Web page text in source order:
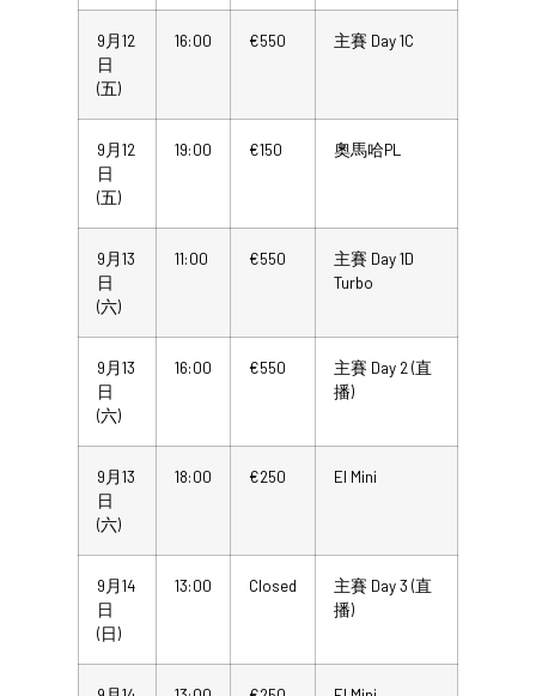
9月12
日
(五)
16:00 €550 主賽 Day 1C
9月12
日
(五)
19:00 €150 奧馬哈PL
9月13
日
(六)
11:00 €550
主賽 Day 1D
Turbo
9月13
日
(六)
16:00 €550
主賽 Day 2 (直
播)
9月13
日
(六)
18:00 €250 El Mini
9月14
日
(日)
13:00 Closed
主賽 Day 3 (直
播)